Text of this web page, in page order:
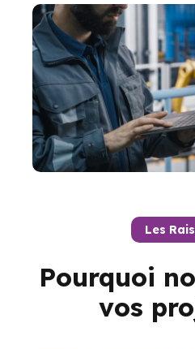
Les
Pourquoi
vos